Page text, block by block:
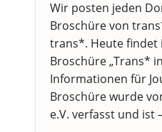
Wir posten jeden
Broschüre von
trans*. Heute findet
Broschüre „Trans*
Informationen für
Broschüre wurde
e.V. verfasst und ist